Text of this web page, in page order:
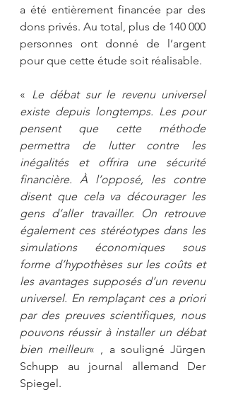
a été entièrement financée par des
dons privés. Au total, plus de 140 000
personnes ont donné de l’argent
pour que cette étude soit réalisable.
« Le débat sur le revenu universel
existe depuis longtemps. Les pour
pensent que cette méthode
permettra de lutter contre les
inégalités et offrira une sécurité
financière. À l’opposé, les contre
disent que cela va décourager les
gens d’aller travailler. On retrouve
également ces stéréotypes dans les
simulations économiques sous
forme d’hypothèses sur les coûts et
les avantages supposés d’un revenu
universel. En remplaçant ces a priori
par des preuves scientifiques, nous
pouvons réussir à installer un débat
bien meilleur« , a souligné Jürgen
Schupp au journal allemand Der
Spiegel.